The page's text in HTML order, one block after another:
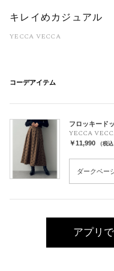
キレイめカジュアル
YECCA VECCA
コーデアイテム
フロッキード
YECCA
￥11,990 （税込
アプリ